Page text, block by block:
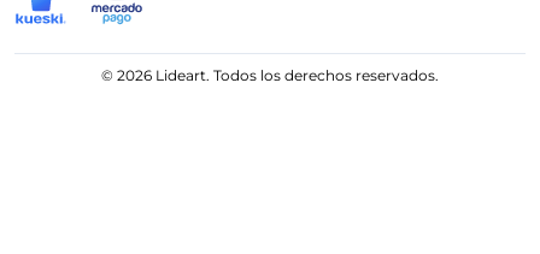
© 2026 Lideart. Todos los derechos reservados.